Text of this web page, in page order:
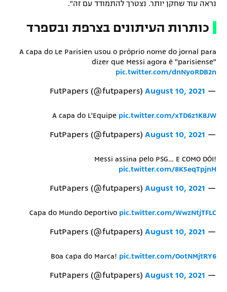
נראה עוד שחקן יותר. נצטרך להתמודד עם זה".
כותרות העיתונים בצרפת ובספרד
A capa do Le Parisien usou o próprio nome do jornal para
dizer que Messi agora é "parisiense"
pic.twitter.com/dnNyoRDB2n
— FutPapers (@futpapers)
August 10, 2021
A capa do L'Equipe pic.twitter.com/xTD6z1K8JW
— FutPapers (@futpapers)
August 10, 2021
Messi assina pelo PSG… E COMO DÓI!
pic.twitter.com/8K5eqTpjnH
— FutPapers (@futpapers)
August 10, 2021
Capa do Mundo Deportivo pic.twitter.com/WwzNtjTFLC
— FutPapers (@futpapers)
August 10, 2021
Boa capa do Marca! pic.twitter.com/OotNMjtRY6
— FutPapers (@futpapers)
August 10, 2021